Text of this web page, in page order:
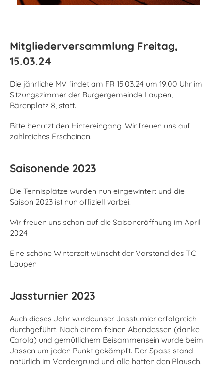
Mitgliederversammlung Freitag,
15.03.24
Die jährliche MV findet am FR 15.03.24 um 19.00 Uhr im
Sitzungszimmer der Burgergemeinde Laupen,
Bärenplatz 8, statt.
Bitte benutzt den Hintereingang. Wir freuen uns auf
zahlreiches Erscheinen.
Saisonende 2023
Die Tennisplätze wurden nun eingewintert und die
Saison 2023 ist nun offiziell vorbei.
Wir freuen uns schon auf die Saisoneröffnung im April
2024
Eine schöne Winterzeit wünscht der Vorstand des TC
Laupen
Jassturnier 2023
Auch dieses Jahr wurdeunser Jassturnier erfolgreich
durchgeführt. Nach einem feinen Abendessen (danke
Carola) und gemütlichem Beisammensein wurde beim
Jassen um jeden Punkt gekämpft. Der Spass stand
natürlich im Vordergrund und alle hatten den Plausch.